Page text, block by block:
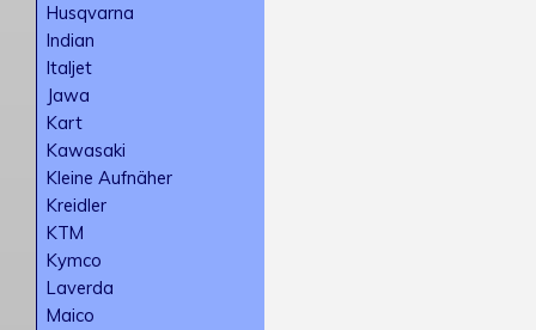
Husqvarna
Indian
Italjet
Jawa
Kart
Kawasaki
Kleine Aufnäher
Kreidler
KTM
Kymco
Laverda
Maico